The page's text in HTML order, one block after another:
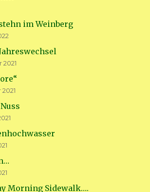
im Weinberg
2021
Morning Sidewalk….